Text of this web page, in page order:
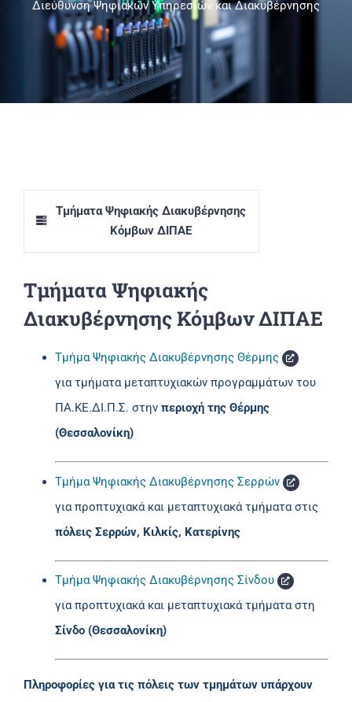
Πανεπιστημιακές Μονάδες
Πληροφορίες
Διεύθυνση Ψηφιακών Υπηρεσιών και Διακυβέρνησης
Τμήματα Ψηφιακής Διακυβέρνησης
Κόμβων ΔΙΠΑΕ
Τμήματα Ψηφιακής
Διακυβέρνησης Κόμβων ΔΙΠΑΕ
Τμήμα Ψηφιακής Διακυβέρνησης Θέρμης
για τμήματα μεταπτυχιακών προγραμμάτων του
ΠΑ.ΚΕ.ΔΙ.Π.Σ. στην περιοχή της Θέρμης
(Θεσσαλονίκη)
Τμήμα Ψηφιακής Διακυβέρνησης Σερρών
για προπτυχιακά και μεταπτυχιακά τμήματα στις
πόλεις Σερρών, Κιλκίς, Κατερίνης
Τμήμα Ψηφιακής Διακυβέρνησης Σίνδου
για προπτυχιακά και μεταπτυχιακά τμήματα στη
Σίνδο (Θεσσαλονίκη)
Πληροφορίες για τις πόλεις των τμημάτων υπάρχουν